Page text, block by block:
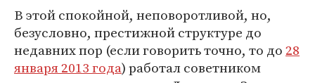
В этой спокойной, неповоротливой, но,
безусловно, престижной структуре до
недавних пор (если говорить точно, то до28
января 2013 года) работал советником